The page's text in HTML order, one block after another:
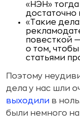
«НЭН»
«Такие
повесткой
о том,
статьями
Поэтому
дела у нас шли
выходили в
были немного